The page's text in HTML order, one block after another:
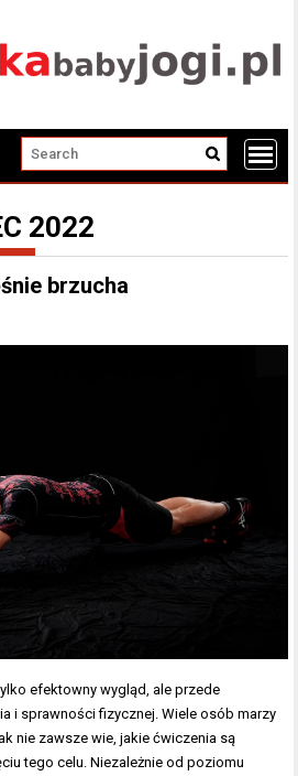
2022
brzucha
efektowny wygląd, ale przede
i sprawności fizycznej. Wiele osób marzy
nie zawsze wie, jakie ćwiczenia są
tego celu. Niezależnie od poziomu